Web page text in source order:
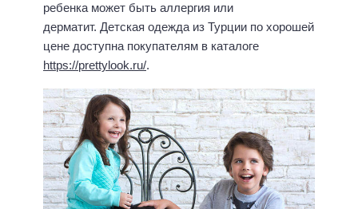
ребенка может быть аллергия или
дерматит. Детская одежда из Турции по хорошей
цене доступна покупателям в каталоге
https://prettylook.ru/.